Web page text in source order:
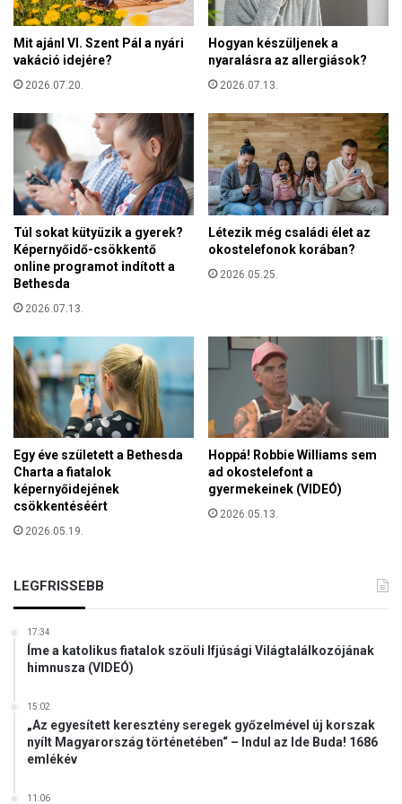
ó
d
á
u
k
á
í
r
e
e
k
b
ő
l
v
o
l
á
o
é
s
z
s
é
g
y
v
e
r
k
e
z
l
é
s
i
i
b
a
o
k
o
a
a
z
ö
i
Mit ajánl VI. Szent Pál a nyári
vakáció idejére?
2026.07.20.
Hogyan készüljenek a
nyaralásra az allergiások?
2026.07.13.
Túl sokat kütyüzik a gyerek?
Képernyőidő-csökkentő
online programot indított a
Bethesda
2026.07.13.
Létezik még családi élet az
okostelefonok korában?
2026.05.25.
Egy éve született a Bethesda
Charta a fiatalok
képernyőidejének
csökkentéséért
2026.05.19.
Hoppá! Robbie Williams sem
ad okostelefont a
gyermekeinek (VIDEÓ)
2026.05.13.
LEGFRISSEBB
17:34
Íme a katolikus fiatalok szöuli Ifjúsági Világtalálkozójának
himnusza (VIDEÓ)
15:02
„Az egyesített keresztény seregek győzelmével új korszak
nyílt Magyarország történetében“ – Indul az Ide Buda! 1686
emlékév
11:06